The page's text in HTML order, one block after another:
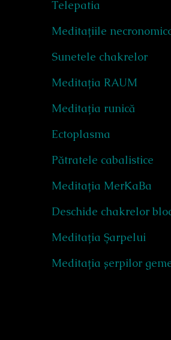
Telepatia
Meditațiile
Sunetele chakrelor
Meditația RAUM
Meditația runică
Ectoplasma
Pătratele cabalistice
Meditația MerKaBa
Deschide chakrelor
Meditația Șarpelui
Meditația șerpilor